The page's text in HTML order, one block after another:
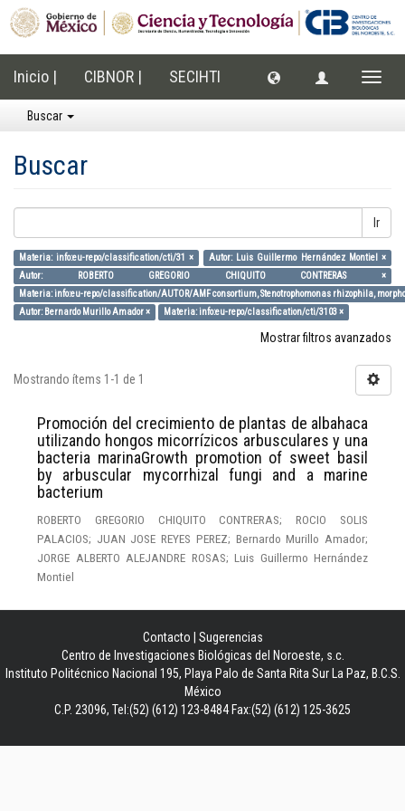
Inicio | CIBNOR | SECIHTI
Buscar
Buscar
Ir
Materia: info:eu-repo/classification/cti/31 ×
Autor: Luis Guillermo Hernández Montiel ×
Autor: ROBERTO GREGORIO CHIQUITO CONTRERAS ×
Materia: info:eu-repo/classification/AUTOR/AMF consortium, Stenotrophomonas rhizophila,
Autor: Bernardo Murillo Amador ×
Materia: info:eu-repo/classification/cti/3103 ×
Mostrar filtros avanzados
Mostrando ítems 1-1 de 1
Promoción del crecimiento de plantas de albahaca
utilizando hongos micorrízicos arbusculares y una
bacteria marinaGrowth promotion of sweet basil
by arbuscular mycorrhizal fungi and a marine
bacterium
ROBERTO GREGORIO CHIQUITO CONTRERAS; ROCIO SOLIS
PALACIOS; JUAN JOSE REYES PEREZ; Bernardo Murillo Amador;
JORGE ALBERTO ALEJANDRE ROSAS; Luis Guillermo Hernández
Montiel
Contacto
Sugerencias
Centro de Investigaciones Biológicas del Noroeste, s.c.
Instituto Politécnico Nacional 195, Playa Palo de Santa Rita Sur La Paz, B.C.S.
México
C.P. 23096, Tel:(52) (612) 123-8484 Fax:(52) (612) 125-3625